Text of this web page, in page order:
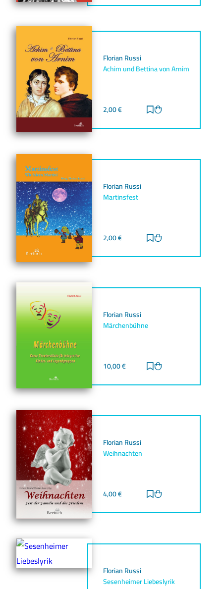
Florian Russi
Achim und Bettina von Arnim
2,00€ Zur Merkliste
Florian Russi
Martinsfest
2,00€ Zur Merkliste
Florian Russi
Märchenbühne
10,00€ Zur Merkliste
Florian Russi
Weihnachten
4,00€ Zur Merkliste
Florian Russi
Sesenheimer Liebeslyrik